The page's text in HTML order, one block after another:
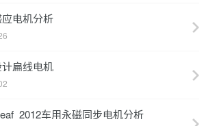
电机分析
扁线电机
车用永磁同步电机分析